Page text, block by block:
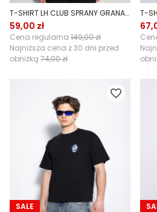
T-SHIRT LH CLUB SPRANY GRANATOWY
59,00 zł
Cena regularna 149,00 zł
Najniższa cena z 30 dni przed
obniżką 74,00 zł
T-
SALE